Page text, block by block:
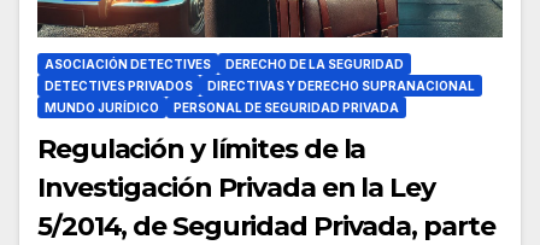
ASOCIACIÓN DETECTIVES
DERECHO DE LA SEGURIDAD
DETECTIVES PRIVADOS
DIRECTIVAS Y DERECHO SUPRANACIONAL
MUNDO JURÍDICO
PERSONAL DE SEGURIDAD PRIVADA
Regulación y límites de la
Investigación Privada en la Ley
5/2014, de Seguridad Privada, parte